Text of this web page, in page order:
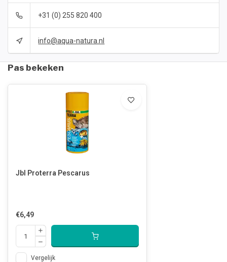
+31 (0) 255 820 400
info@aqua-natura.nl
Pas bekeken
Jbl Proterra Pescarus
€6,49
Vergelijk